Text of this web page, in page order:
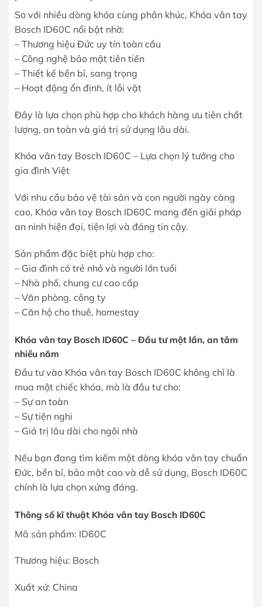
So với nhiều dòng khóa cùng phân khúc, Khóa vân tay
Bosch ID60C nổi bật nhờ:
– Thương hiệu Đức uy tín toàn cầu
– Công nghệ bảo mật tiên tiến
– Thiết kế bền bỉ, sang trọng
– Hoạt động ổn định, ít lỗi vặt
Đây là lựa chọn phù hợp cho khách hàng ưu tiên chất
lượng, an toàn và giá trị sử dụng lâu dài.
Khóa vân tay Bosch ID60C – Lựa chọn lý tưởng cho
gia đình Việt
Với nhu cầu bảo vệ tài sản và con người ngày càng
cao, Khóa vân tay Bosch ID60C mang đến giải pháp
an ninh hiện đại, tiện lợi và đáng tin cậy.
Sản phẩm đặc biệt phù hợp cho:
– Gia đình có trẻ nhỏ và người lớn tuổi
– Nhà phố, chung cư cao cấp
– Văn phòng, công ty
– Căn hộ cho thuê, homestay
Khóa vân tay Bosch ID60C – Đầu tư một lần, an tâm
nhiều năm
Đầu tư vào Khóa vân tay Bosch ID60C không chỉ là
mua một chiếc khóa, mà là đầu tư cho:
– Sự an toàn
– Sự tiện nghi
– Giá trị lâu dài cho ngôi nhà
Nếu bạn đang tìm kiếm một dòng khóa vân tay chuẩn
Đức, bền bỉ, bảo mật cao và dễ sử dụng, Bosch ID60C
chính là lựa chọn xứng đáng.
Thông số kĩ thuật Khóa vân tay Bosch ID60C
Mã sản phẩm: ID60C
Thương hiệu: Bosch
Xuất xứ: China